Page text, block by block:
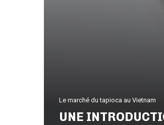
Le marché du tapioca au Vietnam
UNE